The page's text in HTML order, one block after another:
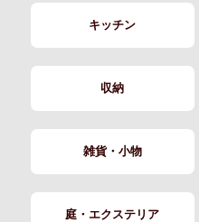
キッチン
収納
雑貨・小物
庭・エクステリア